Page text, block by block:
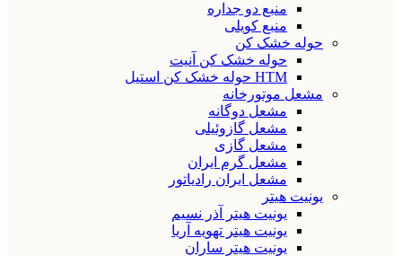
منبع دو جداره
منبع کویلی
حوله خشک کن
حوله خشک کن آنیت
HTM حوله خشک کن استیل
مشعل موتورخانه
مشعل دوگانه
مشعل گازوئیلی
مشعل گازی
مشعل گرم ایران
مشعل ایران رادیاتور
یونیت هیتر
یونیت هیتر آذر نسیم
یونیت هیتر تهویه آریا
یونیت هیتر ساران